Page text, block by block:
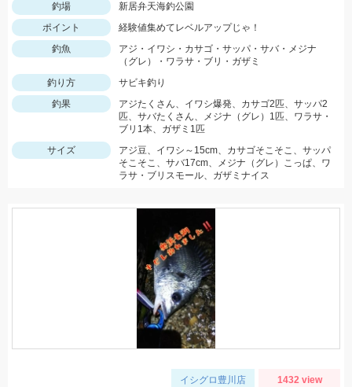
釣場
新居弁天海釣公園
ポイント
経験値集めてレベルアップじゃ！
釣魚
アジ・イワシ・カサゴ・サッパ・サバ・メジナ
（グレ）・ワラサ・ブリ・ガザミ
釣り方
サビキ釣り
釣果
アジたくさん、イワシ爆発、カサゴ2匹、サッパ2
匹、サバたくさん、メジナ（グレ）1匹、ワラサ・
ブリ1本、ガザミ1匹
サイズ
アジ豆、イワシ～15cm、カサゴそこそこ、サッパ
そこそこ、サバ17cm、メジナ（グレ）こっぱ、ワ
ラサ・ブリスモール、ガザミナイス
イシグロ豊川店 1432 view